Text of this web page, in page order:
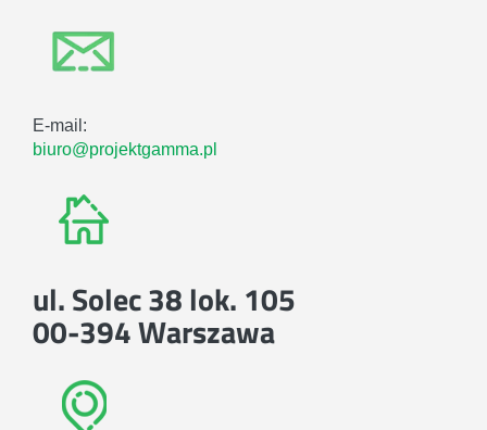
E-mail:
biuro@projektgamma.pl
ul. Solec 38 lok. 105
00-394 Warszawa